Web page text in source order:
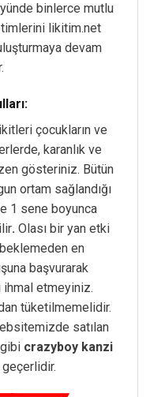
binlerce mutlu
likitim.net
devam
çocukların ve
karanlık ve
gösteriniz. Bütün
ortam sağlandığı
1 sene boyunca
. Olası bir yan etki
en
başvurarak
etmeyiniz.
tüketilmemelidir.
satılan
crazyboy kanzi